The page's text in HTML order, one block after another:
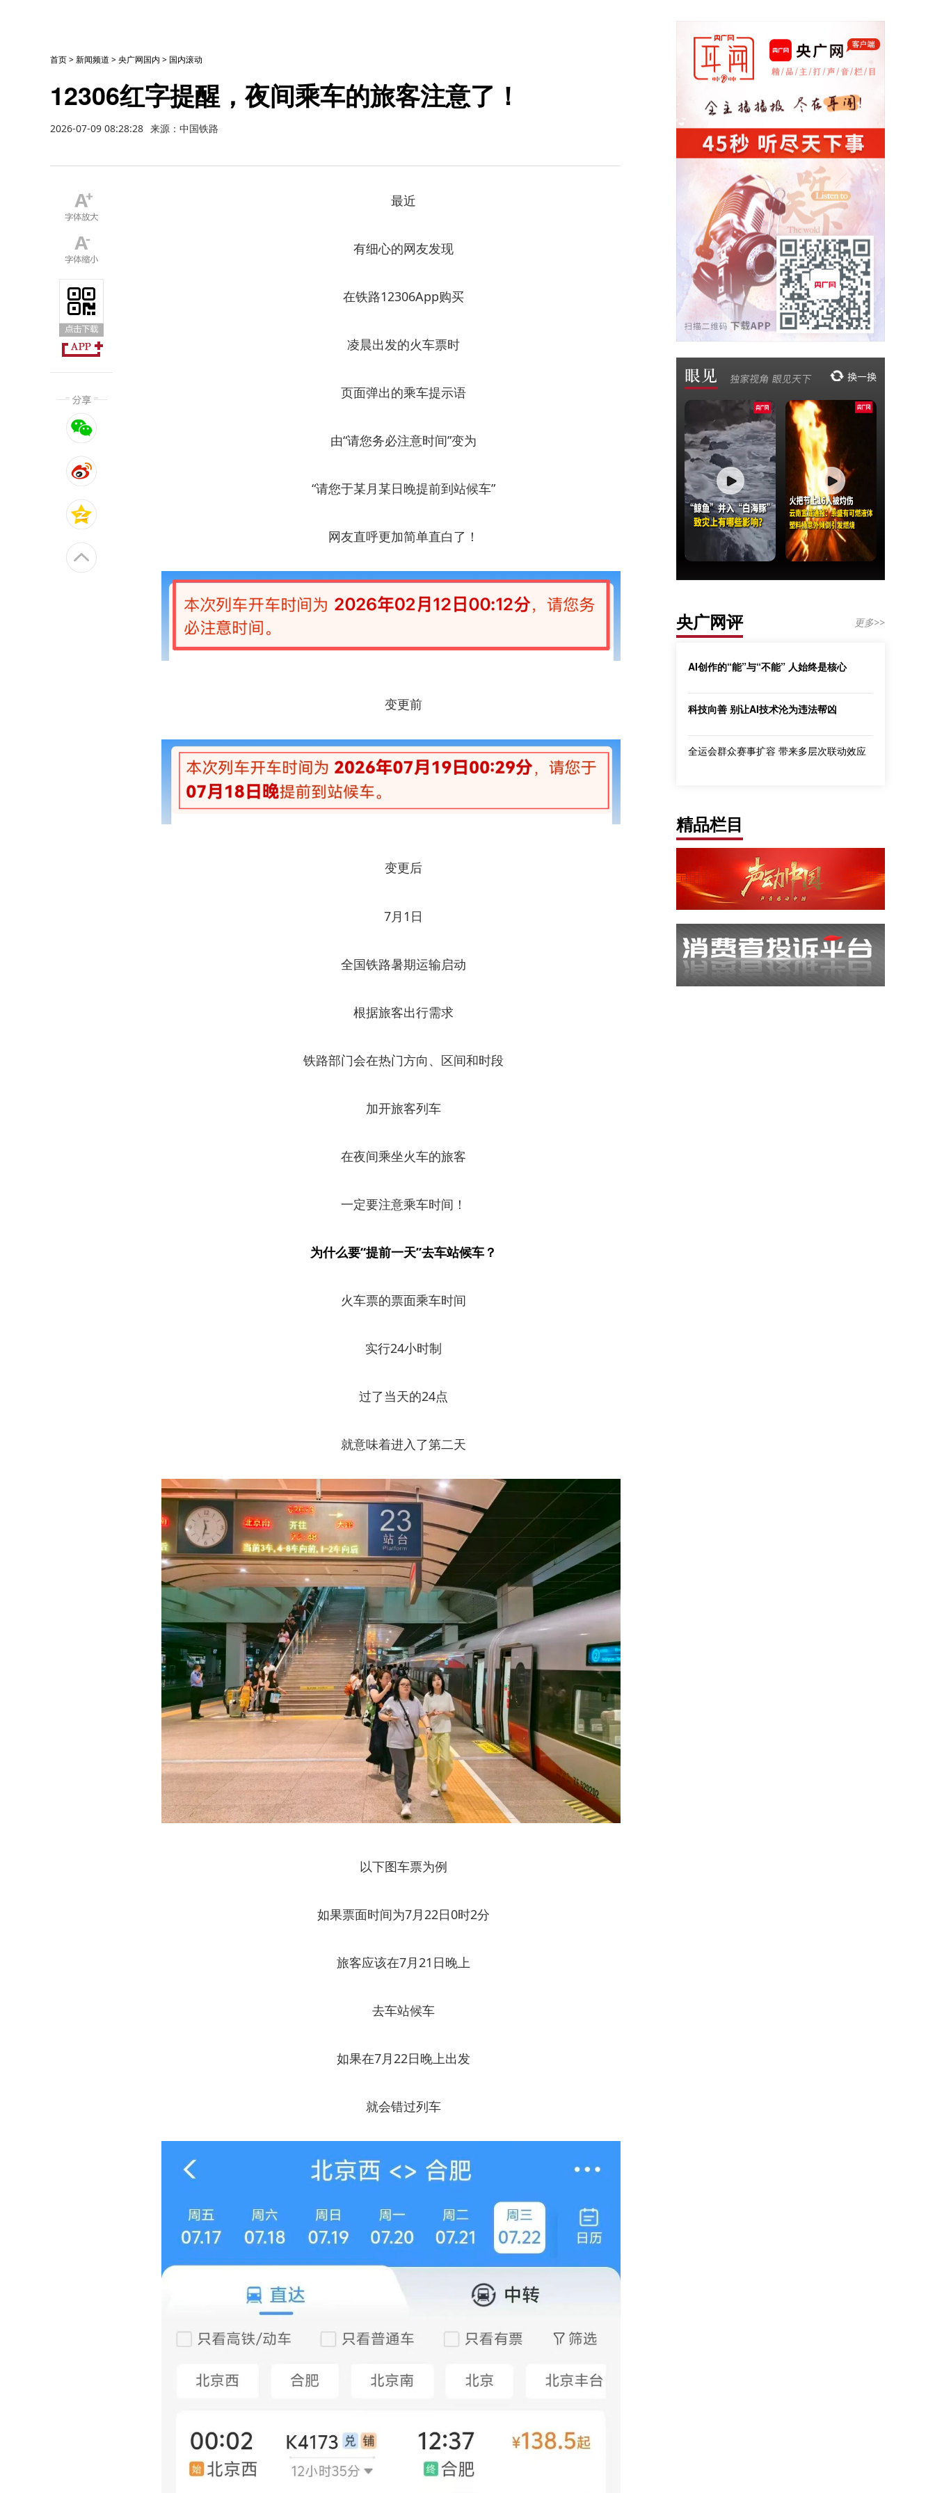
首页>新闻频道 >央广网国内 > 国内滚动
12306红字提醒，夜间乘车的旅客注意了！
2026-07-09 08:28:28 来源：中国铁路
最近
有细心的网友发现
在铁路12306App购买
凌晨出发的火车票时
页面弹出的乘车提示语
由“请您务必注意时间”变为
“请您于某月某日晚提前到站候车”
网友直呼更加简单直白了！
变更前
变更后
7月1日
全国铁路暑期运输启动
根据旅客出行需求
铁路部门会在热门方向、区间和时段
加开旅客列车
在夜间乘坐火车的旅客
一定要注意乘车时间！
为什么要“提前一天”去车站候车？
火车票的票面乘车时间
实行24小时制
过了当天的24点
就意味着进入了第二天
以下图车票为例
如果票面时间为7月22日0时2分
旅客应该在7月21日晚上
去车站候车
如果在7月22日晚上出发
就会错过列车
央广网评 更多>>
AI创作的“能”与“不能” 人始终是核心
科技向善 别让AI技术沦为违法帮凶
全运会群众赛事扩容 带来多层次联动效应
精品栏目